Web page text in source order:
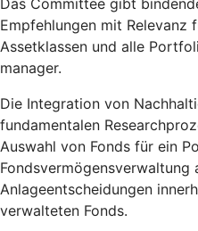
Das Committee gibt
Empfehlungen mit Relevanz
Assetklassen und alle
manager.
Die Integration von
fundamentalen
Auswahl von Fonds für ein
Fondsvermögensverwaltung
Anlageentscheidungen
verwalteten Fonds.